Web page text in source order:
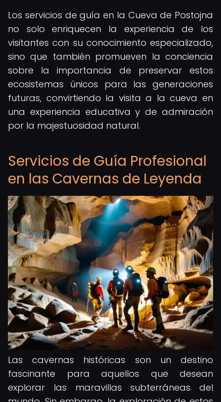
Los servicios de guía en la Cueva de Postojna
no solo enriquecen la experiencia de los
visitantes con su conocimiento especializado,
sino que también promueven la conciencia
sobre la importancia de preservar estos
ecosistemas únicos para las generaciones
futuras, convirtiendo la visita a la cueva en
una experiencia educativa y de admiración
por la majestuosidad natural.
Servicios de Guía Profesional
en las Cavernas de Leyenda
Las cavernas históricas son un destino
fascinante para aquellos que desean
explorar las maravillas subterráneas del